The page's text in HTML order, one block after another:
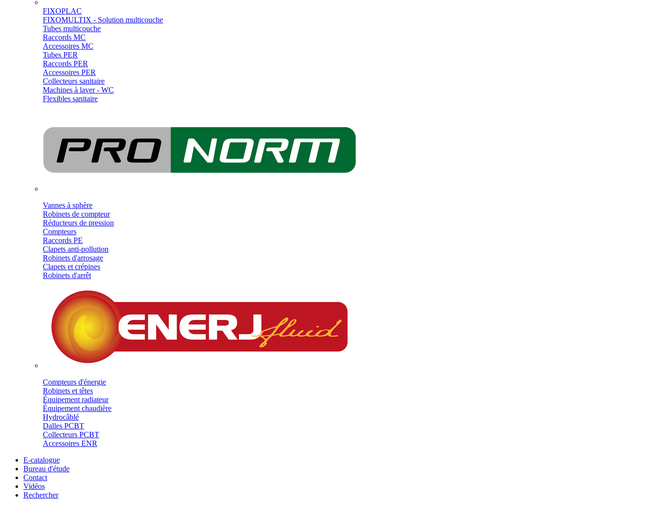
FIXOPLAC
FIXOMULTIX - Solution multicouche
Tubes multicouche
Raccords MC
Accessoires MC
Tubes PER
Raccords PER
Accessoires PER
Collecteurs sanitaire
Machines à laver - WC
Flexibles sanitaire
Vannes à sphère
Robinets de compteur
Réducteurs de pression
Compteurs
Raccords PE
Clapets anti-pollution
Robinets d'arrosage
Clapets et crépines
Robinets d'arrêt
Compteurs d'énergie
Robinets et têtes
Équipement radiateur
Équipement chaudière
Hydrocâblé
Dalles PCBT
Collecteurs PCBT
Accessoires ENR
E-catalogue
Bureau d'étude
Contact
Vidéos
Rechercher